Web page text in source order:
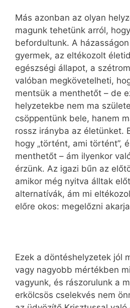
Más azonban az olyan
magunk tehetünk arról,
befordultunk. A
gyermek, az eltékozolt
egészségi állapot, a
valóban megkövetelheti,
mentsük a menthetőt – de
helyzetekbe nem ma
csöppentünk bele, hanem
rossz irányba az életünket.
hogy „történt, ami történt”,
menthetőt – ám ilyenkor
érzünk. Az igazi bűn az
amikor még nyitva álltak
alternatívák, ám mi
előre okos: megelőzni
Ezek a döntéshelyzetek jól
vagy nagyobb mértékben
vagyunk, és rászorulunk a
erkölcsös cselekvés nem